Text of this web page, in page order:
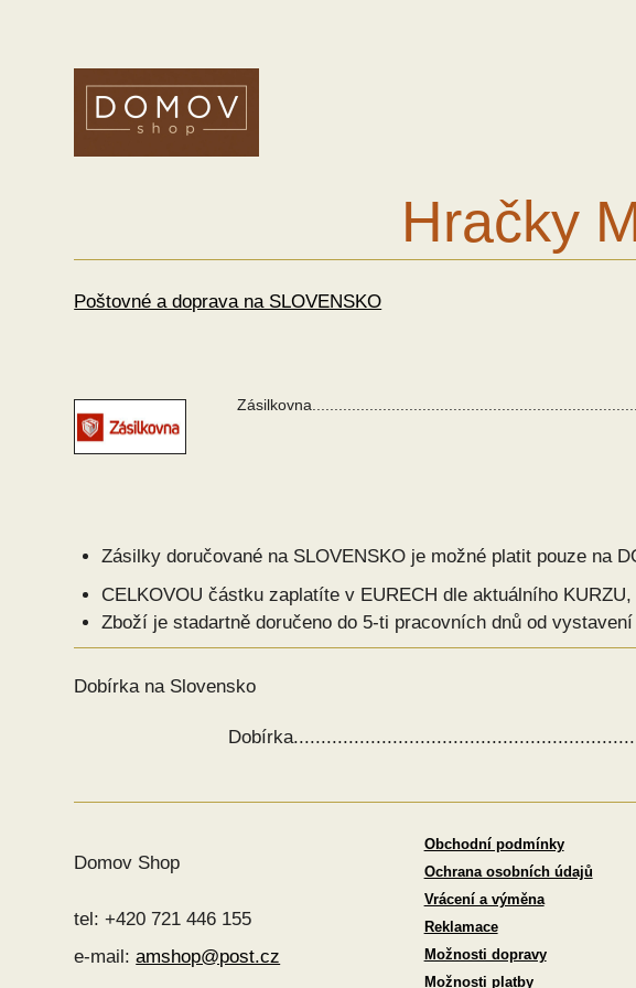
Hračky
Poštovné a doprava na SLOVENSKO
Zásilky doručované na SLOVENSKO je možné platit pouze na
CELKOVOU částku zaplatíte v EURECH dle aktuálního
Zboží je stadartně doručeno do 5-ti pracovních dnů od
Dobírka na Slovensko
Domov Shop
tel: +420 721 446 155
e-mail:amshop@post.cz
Obchodní podmínky
Ochrana osobních údajů
Vrácení a výměna
Reklamace
Možnosti dopravy
Možnosti platby